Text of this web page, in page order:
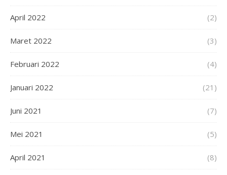
April 2022 (2)
Maret 2022 (3)
Februari 2022 (4)
Januari 2022 (21)
Juni 2021 (7)
Mei 2021 (5)
April 2021 (8)